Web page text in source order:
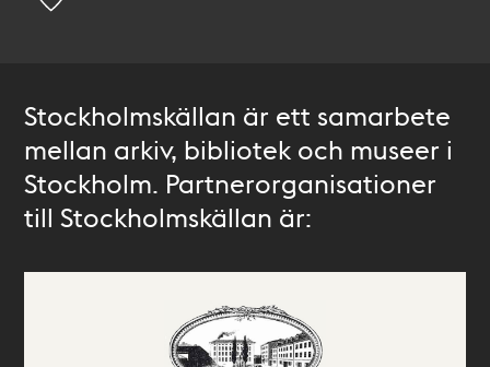
Stockholmskällan är ett samarbete
mellan arkiv, bibliotek och museer i
Stockholm. Partnerorganisationer
till Stockholmskällan är: